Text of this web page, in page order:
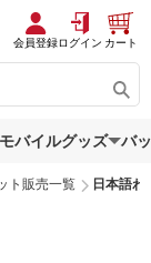
会員登録ログイン カート
バイルグッズ バ
ト販売一覧 日本語